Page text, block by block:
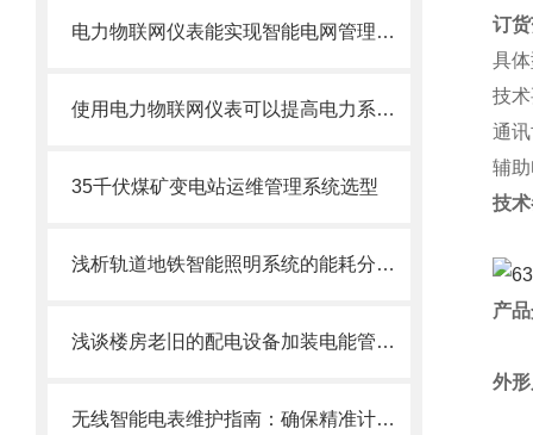
电力物联网仪表能实现智能电网管理和能源优化
使用电力物联网仪表可以提高电力系统的运营效率和管理水平
35千伏煤矿变电站运维管理系统选型
浅析轨道地铁智能照明系统的能耗分析及节能优化措施
浅谈楼房老旧的配电设备加装电能管理系统的方案
无线智能电表维护指南：确保精准计量与长期稳定运行
订
具
技
通
辅
技
产
外